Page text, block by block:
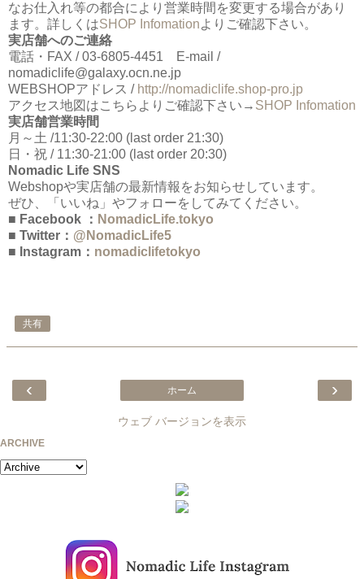
なお仕入れ等の都合により営業時間を変更する場合があり
ます。詳しくはSHOP Infomationよりご確認下さい。
実店舗へのご連絡
電話・FAX / 03-6805-4451 E-mail /
nomadiclife@galaxy.ocn.ne.jp
WEBSHOPアドレス / http://nomadiclife.shop-pro.jp
アクセス地図はこちらよりご確認下さい→ SHOP Infomation
実店舗営業時間
月～土 /11:30-22:00 (last order 21:30)
日・祝 / 11:30-21:00 (last order 20:30)
Nomadic Life SNS
Webshopや実店舗の最新情報をお知らせしています。
ぜひ、「いいね」やフォローをしてみてください。
■ Facebook ： NomadicLife.tokyo
■ Twitter： @NomadicLife5
■ Instagram： nomadiclifetokyo
共有
‹ ›
ホーム
ウェブ バージョンを表示
ARCHIVE